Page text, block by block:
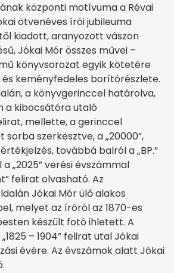
központi motívuma a Révai
ötvenéves írói jubileuma
kiadott, aranyozott vászon
Jókai Mór összes művei –
könyvsorozat egyik kötetére
keményfedeles borítórészlete.
a könyvgerinccel határolva,
a kibocsátóra utaló
mellette, a gerinccel
szerkesztve, a „20000”,
továbbá balról a „BP.”
„2025” verési évszámmal
felirat olvasható. Az
Jókai Mór ülő alakos
melyet az íróról az 1870-es
készült fotó ihletett. A
– 1904” felirat utal Jókai
évére. Az évszámok alatt Jókai